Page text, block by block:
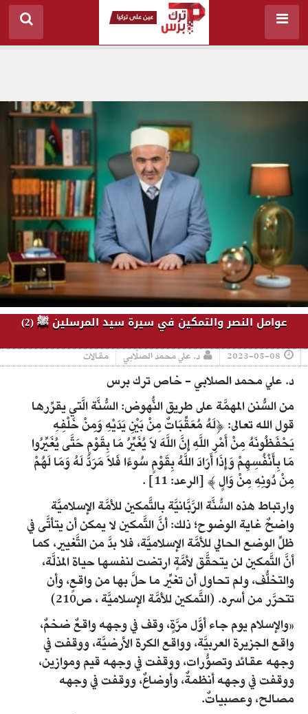
عوامل النصر والتمكين في سيرة سيد المرسلين ﷺ (2)
2023-05-08 د. علي محمد الصلّابي مقالات
د. علي محمد الصلابي - خاص ترك برس
من السُّنن المهمَّة على طريق النُّهوض: السُّنَّة الَّتي يقرِّرها
قول الله تعالى: ﴿لَهُ مُعَقِّبَاتٌ مِنْ بَيْنِ يَدَيْهِ وَمِنْ خَلْفِهِ
يَحْفَظُونَهُ مِنْ أَمْرِ اللَّهِ إِنَّ اللَّهَ لاَ يُغَيِّرُ مَا بِقَوْمٍ حَتَّى يُغَيِّرُوا
مَا بِأَنْفُسِهِمْ وَإِذَا أَرَادَ اللَّهُ بِقَوْمٍ سُوءًا فَلاَ مَرَدَّ لَهُ وَمَا لَهُمْ
مِنْ دُونِهِ مِنْ وَالٍ ﴾ [الرعد: 11] .
وارتباط هذه السُّنَّة الرَّبَّانيَّة بالتَّمكين للأمَّة الإسلاميَّة
واضحٌ غاية الوضوح؛ ذلك: أنَّ التَّمكين لا يمكن أن يتأتَّى في
ظلِّ الوضع الحالي للأمَّة الإسلاميَّة، فلا بدَّ من التَّغيير، كما
أنَّ التَّمكين لن يتحقَّق لأمَّةٍ ارتضت لنفسها حياة المذلَّة،
والتخلُّف، ولم تحاول أن تغيِّر ما حلَّ بها من واقعٍ، وأن
تتحرَّر من أسره. (التَّمكين للأمَّة الإسلاميَّة ، ص210)
«والإسلام يوم جاء أوَّل مرَّةٍ، وقف في وجهه واقعٌ ضخمٌ،
واقع الجزيرة العربيَّة، وواقع الكرة الأرضيَّة، ووقفت في
وجهه عقائد وتصوُّرات، ووقفت في وجهه قيم وموازين،
ووقفت في وجهه أنظمةٌ، وأوضاعٌ، ووقفت في وجهه
مصالح، وعصبياتٌ.